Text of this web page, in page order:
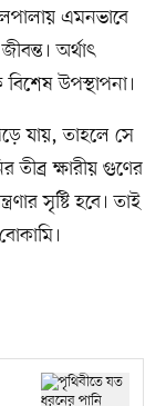
এমনভাবে
অর্থাৎ
উপস্থাপনা।
যায়, তাহলে সে
তীব্র ক্ষারীয় গুণের
সৃষ্টি হবে। তাই